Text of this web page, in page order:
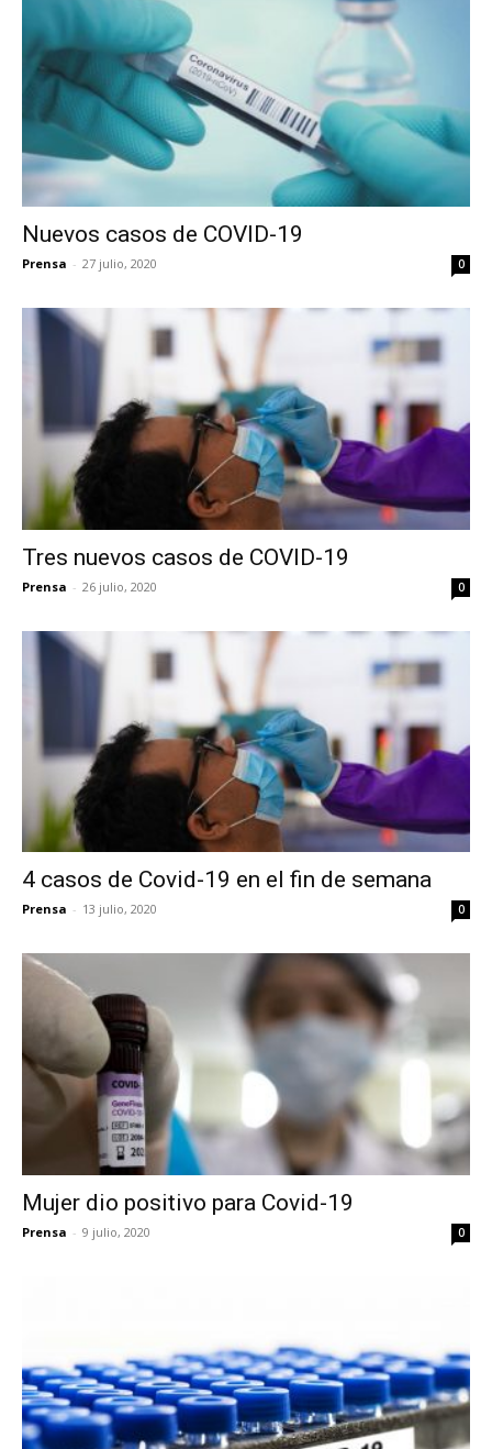
Nuevos casos de COVID-19
Prensa - 27 julio, 2020 0
Tres nuevos casos de COVID-19
Prensa - 26 julio, 2020 0
4 casos de Covid-19 en el fin de semana
Prensa - 13 julio, 2020 0
Mujer dio positivo para Covid-19
Prensa - 9 julio, 2020 0